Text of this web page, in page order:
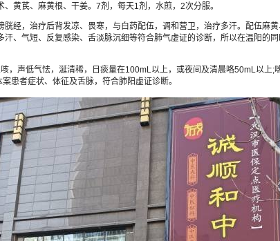
芪、麻黄根、干姜。7剂，每天1剂，水煎，2次分服。
，治疗后背发凉、畏寒，与白药配伍，调和营卫，治疗多汗。配伍麻
、气短、反复感染、舌淡脉沉细等符合肺气虚证的诊断，所以在温阳
声低气怯，涎清稀，日痰量在100mL以上，或夜间及清晨咯50mL以上;
患者症状、体征及舌脉，符合肺阳虚证诊断。